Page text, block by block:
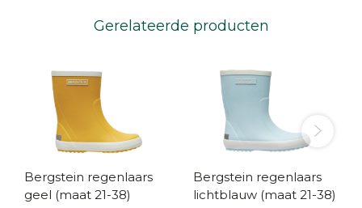
Gerelateerde producten
Bergstein regenlaars
geel (maat 21-38)
Bergstein regenlaars
lichtblauw (maat 21-38)